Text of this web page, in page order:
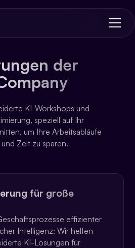
der
KI-Workshops und
speziell auf Ihr
um Ihre Arbeitsabläufe
Zeit zu sparen.
für große
effizienter
Intelligenz: Wir helfen
KI-Lösungen für